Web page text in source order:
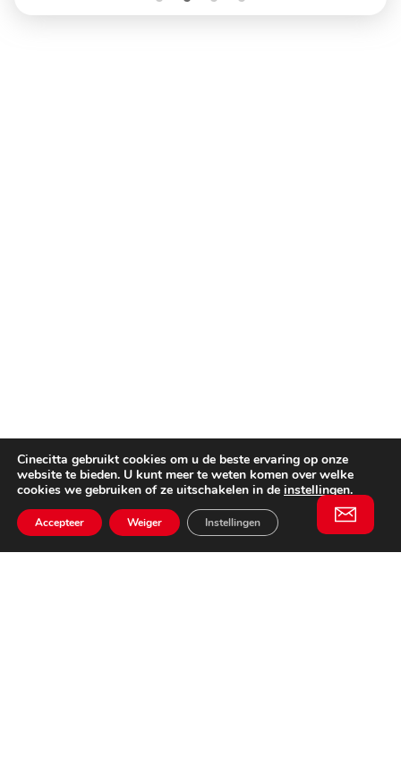
Cinecitta gebruikt cookies om u de beste ervaring op onze
website te bieden. U kunt meer te weten komen over welke
cookies we gebruiken of ze uitschakelen in de instellingen.
Accepteer Weiger Instellingen